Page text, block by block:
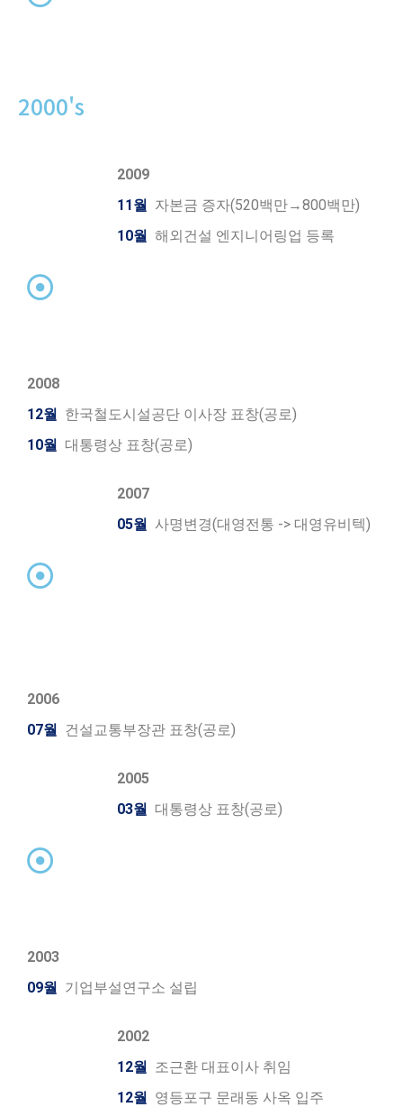
2000's
2009
11월 자본금 증자(520백만→800백만)
10월 해외건설 엔지니어링업 등록
2008
12월 한국철도시설공단 이사장 표창(공로)
10월 대통령상 표창(공로)
2007
05월 사명변경(대영전통 -> 대영유비텍)
2006
07월 건설교통부장관 표창(공로)
2005
03월 대통령상 표창(공로)
2003
09월 기업부설연구소 설립
2002
12월 조근환 대표이사 취임
12월 영등포구 문래동 사옥 입주